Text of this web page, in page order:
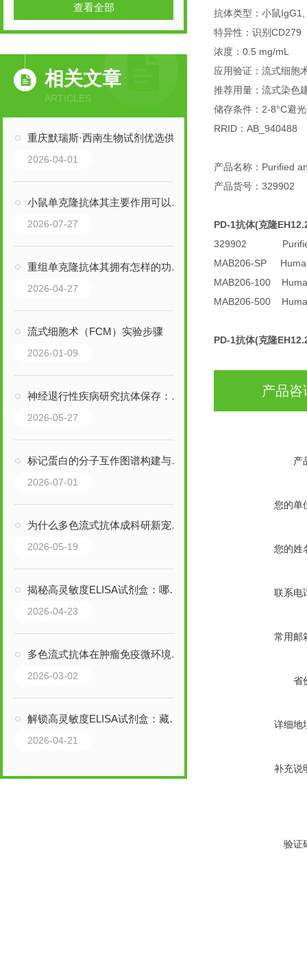
查看全部
相关文章
ARTICLES
重庆默瑞斯·西南生物试剂优选供应商 | 胎牛血清FBS-P100 现货速发
2026-04-01
小鼠单克隆抗体其主要作用可以归纳为以下三大核心领域
2026-07-27
重组单克隆抗体其拥有怎样的功能呢？
2026-04-27
流式细胞术（FCM）实验步骤
2026-01-09
神经退行性疾病研究抗体保存：从误区到实操，这份指南帮你避坑
2026-05-27
标记蛋白的分子互作图谱构建与功能验证
2026-07-01
为什么多色流式抗体成科研新宠？这些核心特点藏着答案
2026-05-19
揭秘高灵敏度ELISA试剂盒：哪些行业，正靠它突破检测瓶颈？
2026-04-23
多色流式抗体在肿瘤免疫微环境分析中的应用
2026-03-02
解锁高灵敏度ELISA试剂盒：藏在细节里的检测优势，藏着哪些惊喜？
2026-04-21
抗体类型：小鼠
特异性：识别CD279
浓度：0.5 mg/mL
应用验证：流式细胞
推荐用量：流式染色
储存条件：2-8°C避
RRID：AB_940488
产品名称：Purified
产品货号：329902
PD-1抗体(克隆
329902 Purified
MAB206-SP
MAB206-100
MAB206-500
PD-1抗体(克隆
产品咨
产
您的单
您的姓
联系电
常用邮
省
详细地
补充说
验证